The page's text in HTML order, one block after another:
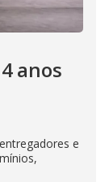
anos
e